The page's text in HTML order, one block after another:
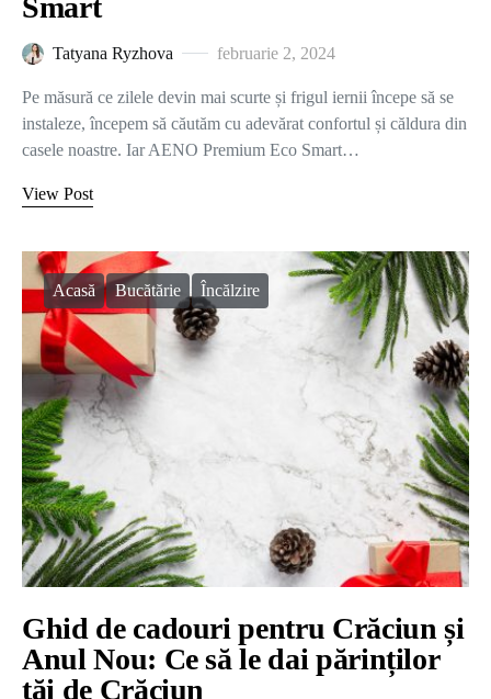
Tatyana Ryzhova februarie 2, 2024
Pe măsură ce zilele devin mai scurte și frigul iernii începe să se
instaleze, începem să căutăm cu adevărat confortul și căldura din
casele noastre. Iar AENO Premium Eco Smart…
View Post
Acasă Bucătărie Încălzire
Ghid de cadouri pentru Crăciun și
Anul Nou: Ce să le dai părinților
tăi de Crăciun